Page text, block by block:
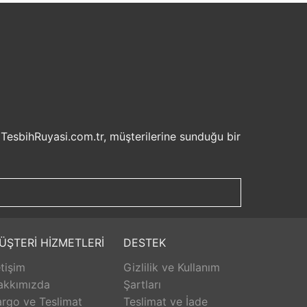
müşterilerine sunduğu bir
deneyiminizi keyifli hale getirebilirsiniz.
beklemek zorunda kalmadan istediğiniz
ürünü beğenmez veya istediğiniz gibi
olmadan istediğiniz ürünü seçebilirsiniz.
sunar. Ürünlerle ilgili herhangi bir sorun
her aşamasında destek alabilirsiniz.
keyifli bir alışveriş yapabilirsiniz.
HİZMETLERİ
ve Teslimat
DESTEK
Gizlilik ve Kullanım
Şartları
Teslimat ve İade